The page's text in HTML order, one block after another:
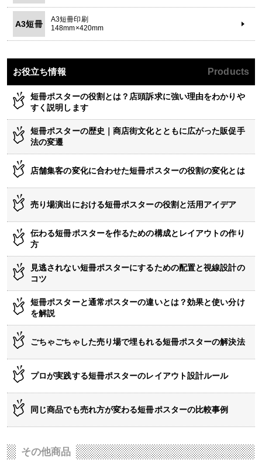
A3短冊
A3短冊印刷
148mm×420mm
お役立ち情報 Products
短冊ポスターの役割とは？店頭訴求に強い理由をわかりや
すく説明します
短冊ポスターの歴史｜商店街文化とともに広がった販促手
法の変遷
店舗集客の変化に合わせた短冊ポスターの役割の変化とは
売り場演出における短冊ポスターの役割と活用アイデア
伝わる短冊ポスターを作るための構成とレイアウトの作り
方
見逃されない短冊ポスターにするための配置と視線設計の
コツ
短冊ポスターと通常ポスターの違いとは？効果と使い分け
を解説
ごちゃごちゃした売り場で埋もれる短冊ポスターの解決法
プロが実践する短冊ポスターのレイアウト設計ルール
同じ商品でも売れ方が変わる短冊ポスターの比較事例
その他商品